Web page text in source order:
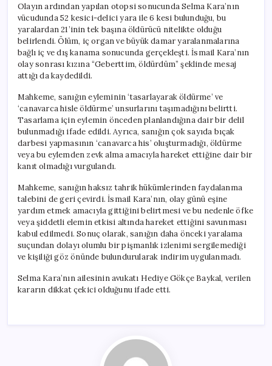
Olayın ardından yapılan otopsi sonucunda Selma Kara’nın
vücudunda 52 kesici-delici yara ile 6 kesi bulunduğu, bu
yaralardan 21’inin tek başına öldürücü nitelikte olduğu
belirlendi. Ölüm, iç organ ve büyük damar yaralanmalarına
bağlı iç ve dış kanama sonucunda gerçekleşti. İsmail Kara’nın
olay sonrası kızına “Geberttim, öldürdüm” şeklinde mesaj
attığı da kaydedildi.
Mahkeme, sanığın eyleminin ‘tasarlayarak öldürme’ ve
‘canavarca hisle öldürme’ unsurlarını taşımadığını belirtti.
Tasarlama için eylemin önceden planlandığına dair bir delil
bulunmadığı ifade edildi. Ayrıca, sanığın çok sayıda bıçak
darbesi yapmasının ‘canavarca his’ oluşturmadığı, öldürme
veya bu eylemden zevk alma amacıyla hareket ettiğine dair bir
kanıt olmadığı vurgulandı.
Mahkeme, sanığın haksız tahrik hükümlerinden faydalanma
talebini de geri çevirdi. İsmail Kara’nın, olay günü eşine
yardım etmek amacıyla gittiğini belirtmesi ve bu nedenle öfke
veya şiddetli elemin etkisi altında hareket ettiğini savunması
kabul edilmedi. Sonuç olarak, sanığın daha önceki yaralama
suçundan dolayı olumlu bir pişmanlık izlenimi sergilemediği
ve kişiliği göz önünde bulundurularak indirim uygulanmadı.
Selma Kara’nın ailesinin avukatı Hediye Gökçe Baykal, verilen
kararın dikkat çekici olduğunu ifade etti.